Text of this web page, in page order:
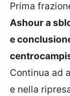
Prima
Ashour a
e
Continua ad
e nella